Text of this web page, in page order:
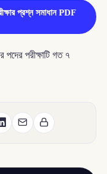
প্রশ্ন সমাধান PDF
পদের পরীক্ষাটি গত ৭